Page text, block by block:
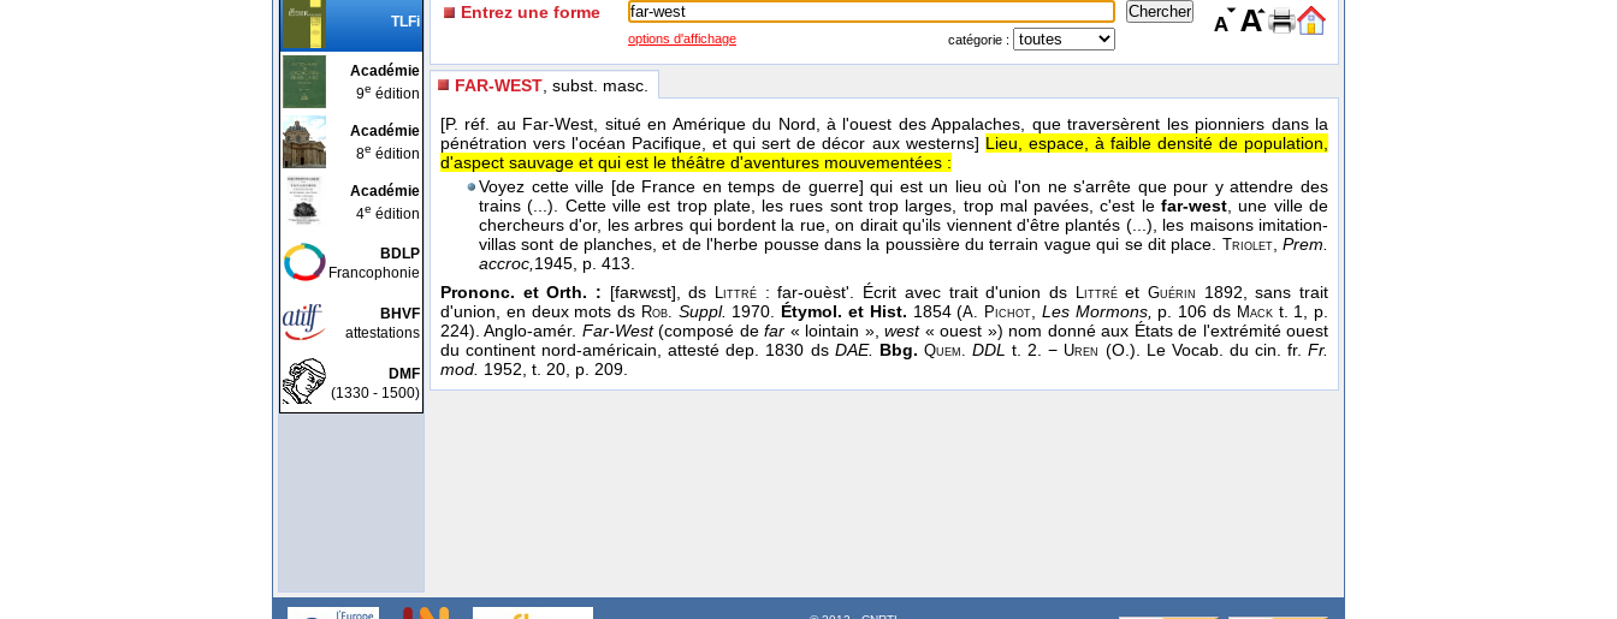
TLFi
Académie
9e édition
Académie
8e édition
Académie
4e édition
BDLP
Francophonie
BHVF
attestations
DMF
(1330 - 1500)
Entrez une forme
options d'affichage catégorie :
FAR-WEST , subst. masc.
[P. réf. au Far-West, situé en Amérique du Nord, à l'ouest des Appalaches, que traversèrent les pionniers dans la
pénétration vers l'océan Pacifique, et qui sert de décor aux westerns] Lieu, espace, à faible densité de population,
d'aspect sauvage et qui est le théâtre d'aventures mouvementées :
Voyez cette ville [de France en temps de guerre] qui est un lieu où l'on ne s'arrête que pour y attendre des
trains (...). Cette ville est trop plate, les rues sont trop larges, trop mal pavées, c'est lefar-west, une ville de
chercheurs d'or, les arbres qui bordent la rue, on dirait qu'ils viennent d'être plantés (...), les maisons imitation-
villas sont de planches, et de l'herbe pousse dans la poussière du terrain vague qui se dit place.
Triolet,Prem.
accroc,1945, p. 413.
Prononc. et Orth. : [faʀwεst], ds Littré : far-ouèst'. Écrit avec trait d'union ds Littréet Guérin
1892, sans trait
d'union, en deux mots ds Rob. Suppl. 1970. Étymol. et Hist. 1854 (A. Pichot, Les Mormons, p. 106 ds Mackt. 1, p.
224). Anglo-amér. Far-West(composé defar « lointain »,west« ouest ») nom donné aux États de l'extrémité ouest
du continent nord-américain, attesté dep. 1830 ds DAE. Bbg. Quem. DDL t. 2. − Uren (O.). Le Vocab. du cin. fr.Fr.
mod. 1952, t. 20, p. 209.